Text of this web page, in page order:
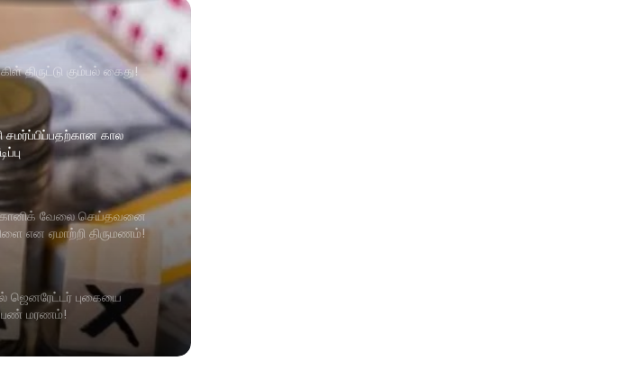
திருட்டு கும்பல் கைது!
சமர்ப்பிப்பதற்கான கால
வேலை செய்தவனை
என ஏமாற்றி திருமணம்!
ஜெனரேட்டர் புகையை
மரணம்!